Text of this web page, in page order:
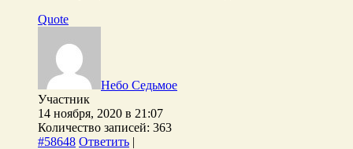
Quote
Небо Седьмое
Участник
14 ноября, 2020 в 21:07
Количество записей: 363
#58648 Ответить |